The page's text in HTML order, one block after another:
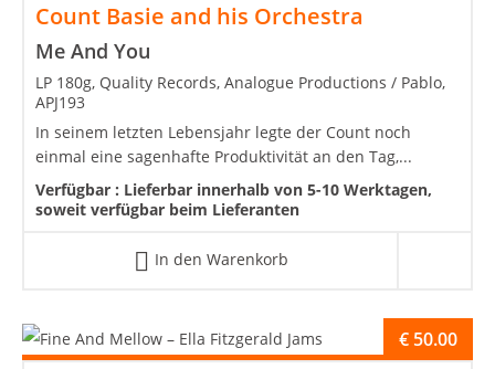
Count Basie and his Orchestra
Me And You
LP 180g, Quality Records, Analogue Productions / Pablo,
APJ193
In seinem letzten Lebensjahr legte der Count noch
einmal eine sagenhafte Produktivität an den Tag,...
Verfügbar : Lieferbar innerhalb von 5-10 Werktagen,
soweit verfügbar beim Lieferanten
In den Warenkorb
€ 50.00